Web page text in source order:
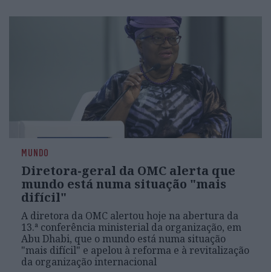
MUNDO
Diretora-geral da OMC alerta que
mundo está numa situação "mais
difícil"
A diretora da OMC alertou hoje na abertura da
13.ª conferência ministerial da organização, em
Abu Dhabi, que o mundo está numa situação
"mais difícil" e apelou à reforma e à revitalização
da organização internacional